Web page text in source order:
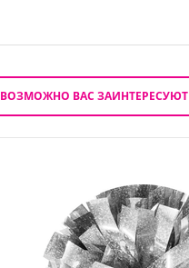
ВОЗМОЖНО ВАС ЗАИНТЕРЕСУЮТ